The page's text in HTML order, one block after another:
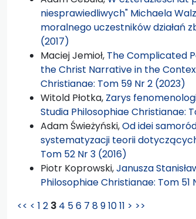
niesprawiedliwych" Michaela
moralnego uczestników działań
(2017)
Maciej Jemioł, The Complicated
the Christ Narrative in the
Christianae: Tom 59 Nr 2 (2023)
Witold Płotka, Zarys
Studia Philosophiae Christianae:
Adam Świeżyński,Od idei
systematyzacji teorii
Tom 52 Nr 3 (2016)
Piotr Koprowski,Janusza
Philosophiae Christianae: Tom 51
<< < 1 2 3 4 56 7 891011 > >>